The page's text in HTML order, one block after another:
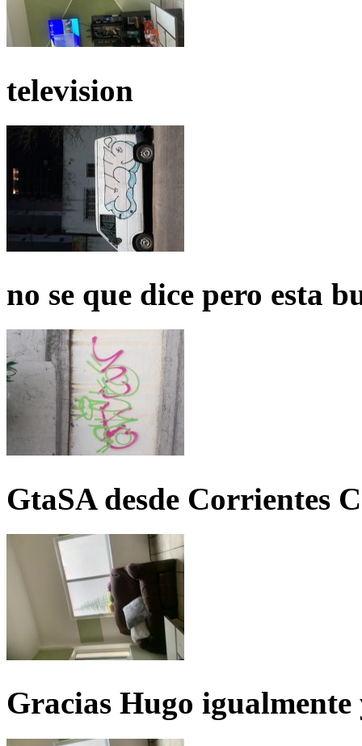
television
no se que dice pero esta
GtaSA desde Corrientes
Gracias Hugo igualmente